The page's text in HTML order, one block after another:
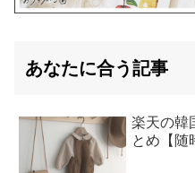
あなたに合う記事
楽天の韓
とめ【随